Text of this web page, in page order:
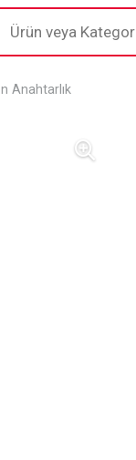
Anahtarlık